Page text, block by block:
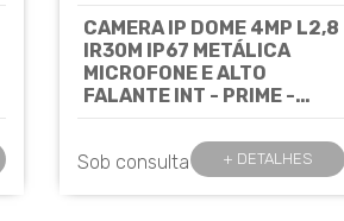
CAMERA IP DOME 4MP L2,8
IR30M IP67 METÁLICA
MICROFONE E ALTO
FALANTE INT - PRIME -
Cód: 7761
Sob consulta + DETALHES